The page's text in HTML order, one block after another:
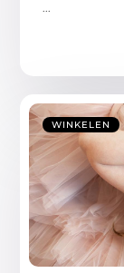
WINKELEN